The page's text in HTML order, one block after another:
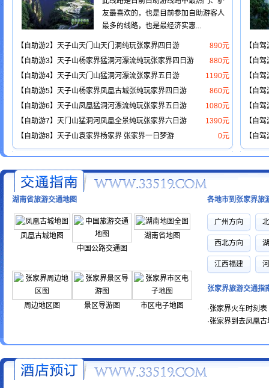
友最喜欢的，也是目前参加自助游客人
最多的线路，也是最经济实惠...
890元
【自助游2】天子山天门山天门洞纯玩张家界四日游
880元
【自助游3】天子山杨家界猛洞河漂流纯玩张家界四日游
1190元
【自助游4】天子山天门山猛洞河漂流张家界五日游
860元
【自助游5】天子山杨家界凤凰古城张纯玩家界四日游
1080元
【自助游6】天子山凤凰猛洞河漂流纯玩张家界五日游
1390元
【自助游7】天门山猛洞河凤凰全景纯玩张家界六日游
0元
【自助游8】天子山袁家界杨家界 张家界一日梦游
【自
【自
【自
【自
【自
【自
【自
湖南省旅游交通地图
凤凰古城地图
中国公路交通图
湖南省地图
周边地区图 景区导游图 市区电子地图
各地市到张家界旅
广州方向
西北方向
江西福建
张家界旅游交通指
·张家界火车时刻
·张家界到去凤凰